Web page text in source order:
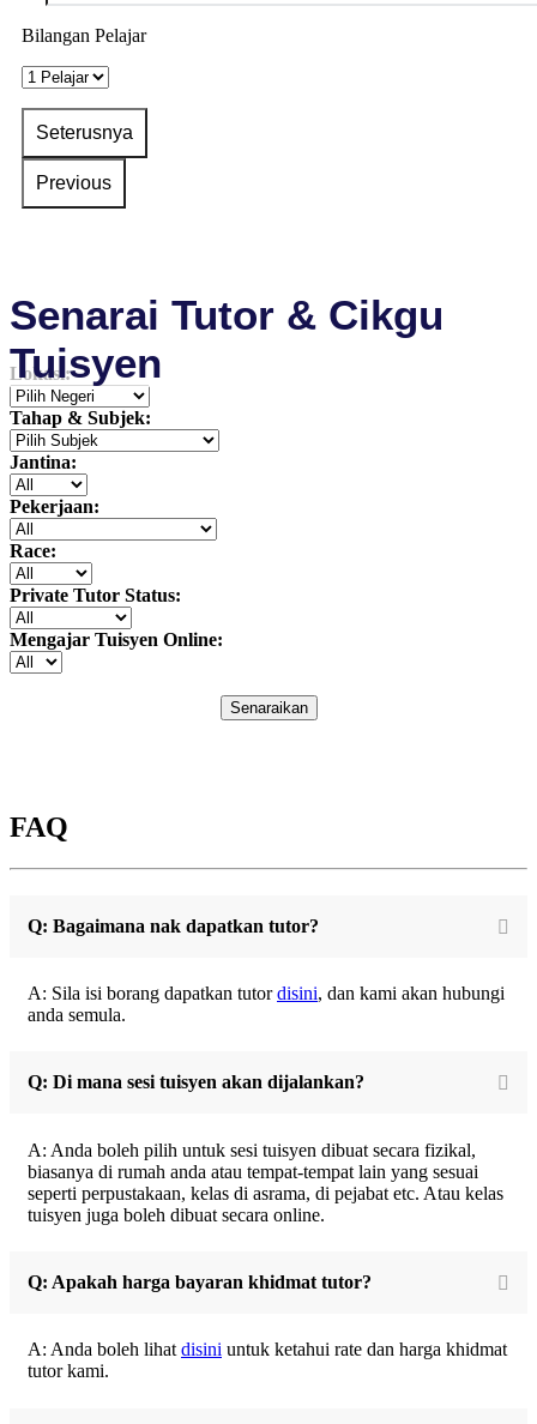
Bilangan Pelajar
Senarai Tutor & Cikgu
Tuisyen
Lokasi:
Tahap & Subjek:
Jantina:
Pekerjaan:
Race:
Private Tutor Status:
Mengajar Tuisyen Online:
Senaraikan
FAQ
Q: Bagaimana nak dapatkan tutor?
A: Sila isi borang dapatkan tutordisini, dan kami akan hubungi
anda semula.
Q: Di mana sesi tuisyen akan dijalankan?
A: Anda boleh pilih untuk sesi tuisyen dibuat secara fizikal,
biasanya di rumah anda atau tempat-tempat lain yang sesuai
seperti perpustakaan, kelas di asrama, di pejabat etc. Atau kelas
tuisyen juga boleh dibuat secara online.
Q: Apakah harga bayaran khidmat tutor?
A: Anda boleh lihat disini untuk ketahui rate dan harga khidmat
tutor kami.